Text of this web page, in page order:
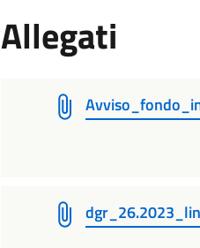
Allegati